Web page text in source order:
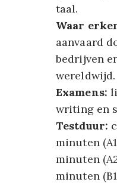
taal.
Waar
aanvaard
bedrijven
wereldwijd.
Examens:
writing en
Testduur:
minuten
minuten
minuten